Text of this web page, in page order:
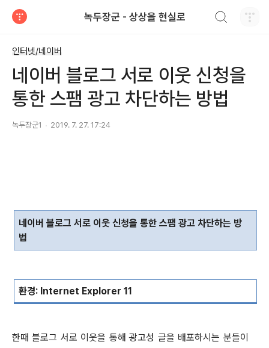
녹두장군 - 상상을 현실로
인터넷/네이버
네이버 블로그 서로 이웃 신청을
통한 스팸 광고 차단하는 방법
녹두장군1 2019. 7. 27. 17:24
네이버 블로그 서로 이웃 신청을 통한 스팸 광고 차단하는 방
법
환경: Internet Explorer 11
한때 블로그 서로 이웃을 통해 광고성 글을 배포하시는 분들이